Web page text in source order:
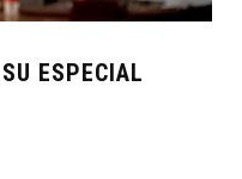
ESPECIAL